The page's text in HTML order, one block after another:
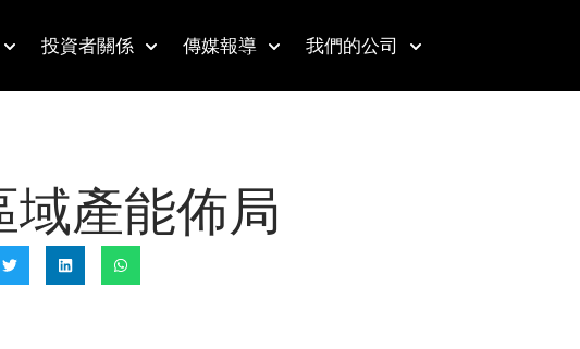
投資者關係 傳媒報導 我們的公司
域產能佈局